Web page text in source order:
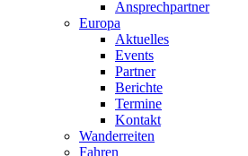
Ansprechpartner
Europa
Aktuelles
Events
Partner
Berichte
Termine
Kontakt
Wanderreiten
Fahren